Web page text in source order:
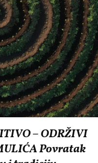
– ODRŽIVI
Povratak